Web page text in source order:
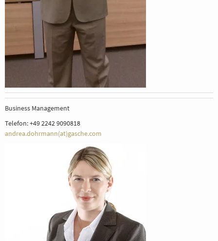
Business Management
Telefon: +49 2242 9090818
andrea.dohrmann(at)gasche.com